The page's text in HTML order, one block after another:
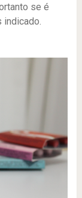
se é
indicado.